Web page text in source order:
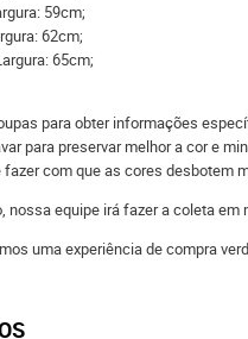
59cm;
62cm;
65cm;
para obter informações
para preservar melhor a cor e
com que as cores desbotem
equipe irá fazer a coleta
uma experiência de compra